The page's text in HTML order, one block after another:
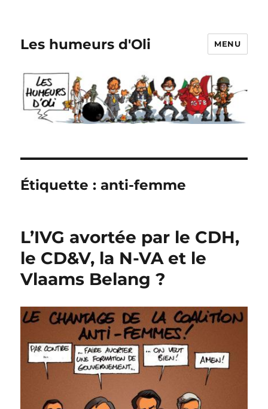
Les humeurs d'Oli MENU
Étiquette :anti-femme
L’IVG avortée par le CDH,
le CD&V, la N-VA et le
Vlaams Belang ?